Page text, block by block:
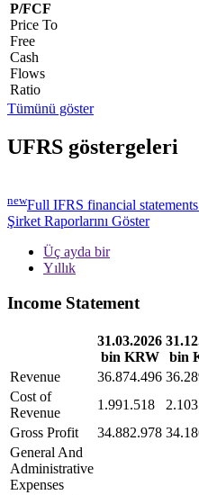
P/FCF
Price To
Free
Cash
Flows
Ratio
Tümünü göster
UFRS göstergeleri
newFull IFRS financial
Şirket Raporlarını Göster
Üç ayda bir
Yıllık
Income Statement
31.03.2026
bin KRW
bin
Revenue
36.874.496
Cost of
Revenue
1.991.518
Gross Profit
34.882.978
General And
Administrative
Expenses